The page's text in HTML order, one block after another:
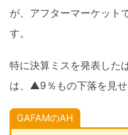
が、アフターマーケット
す。
特に決算ミスを発表した
は、▲9％もの下落を見せ
GAFAMのAH